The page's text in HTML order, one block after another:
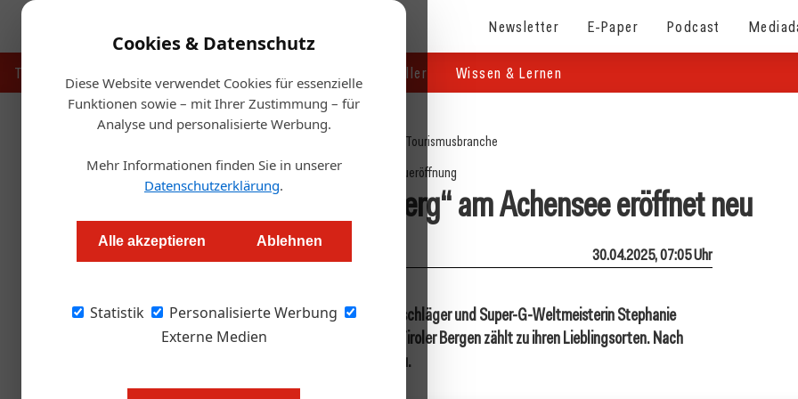
Cookies & Datenschutz
Diese Website verwendet Cookies für essenzielle
Funktionen sowie – mit Ihrer Zustimmung – für
Analyse und personalisierte Werbung.
Mehr Informationen finden Sie in unserer
Datenschutzerklärung.
Alle akzeptieren Ablehnen
Statistik
Personalisierte Werbung
Externe Medien
Newsletter E-Paper Podcast
Touristik Handel & Hersteller Wissen & Lernen
Tourismusbranche
Neueröffnung
Event-Location „Das Steinberg“ am Achensee eröffnet neu
Redaktion.OEGZ 30.04.2025, 07:05 Uhr
Was verbindet Bestsellerautor Markus Hengstschläger und Super-G-Weltmeisterin Stephanie
Venier? Das Hideaway „Das Steinberg“ in den Tiroler Bergen zählt zu ihren Lieblingsorten. Nach
einer umfassenden Renovierung eröffnet es neu.